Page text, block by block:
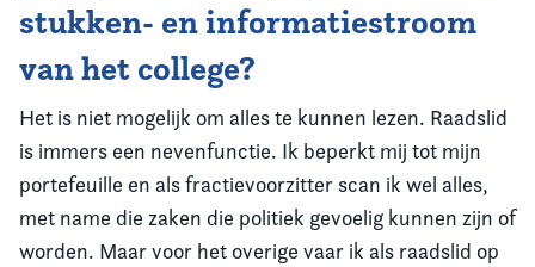
stukken- en informatiestroom
van het college?
Het is niet mogelijk om alles te kunnen lezen. Raadslid
is immers een nevenfunctie. Ik beperkt mij tot mijn
portefeuille en als fractievoorzitter scan ik wel alles,
met name die zaken die politiek gevoelig kunnen zijn of
worden. Maar voor het overige vaar ik als raadslid op